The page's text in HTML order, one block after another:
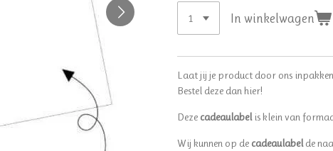
In winkelwagen
Laat jij je product door ons
Bestel deze dan hier!
Deze cadeaulabel is klein van
Wij kunnen op de cadeaulabel de